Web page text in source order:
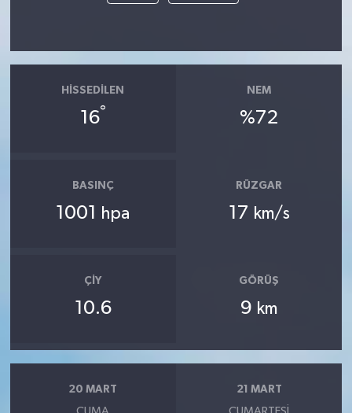
HISSEDILEN
16°
NEM
%72
BASINÇ
1001 hpa
RÜZGAR
17 km/s
ÇIY
10.6
GÖRÜŞ
9 km
20 MART
CUMA
21 MART
CUMARTESI